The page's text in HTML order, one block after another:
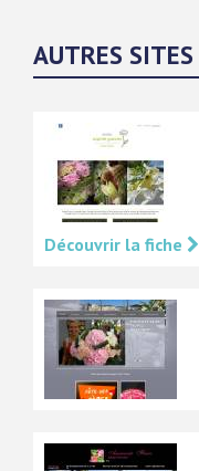
AUTRES SITES
Découvrir la fiche